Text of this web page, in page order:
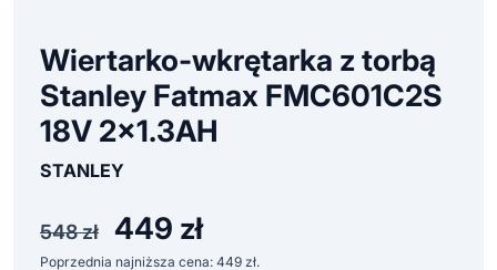
Wiertarko-wkrętarka z torbą
Stanley Fatmax FMC601C2S
18V 2×1.3AH
STANLEY
548zł
Pierwotna
449 złAktualna
Poprzednia najniższa cena: 449 zł.